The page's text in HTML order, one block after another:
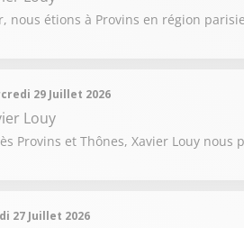
nous étions à Provins en région
29 Juillet 2026
Louy
Provins et Thônes, Xavier Louy
27 Juillet 2026